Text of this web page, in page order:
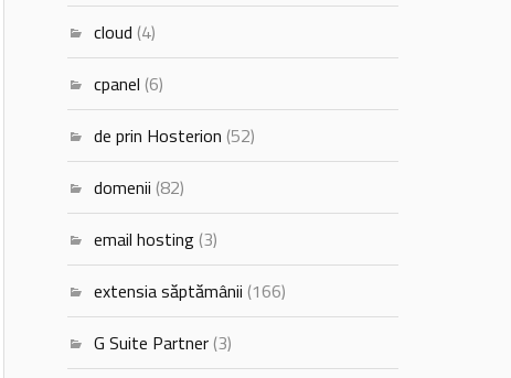
cloud (4)
cpanel (6)
de prin Hosterion (52)
domenii (82)
email hosting (3)
extensia săptămânii (166)
G Suite Partner (3)